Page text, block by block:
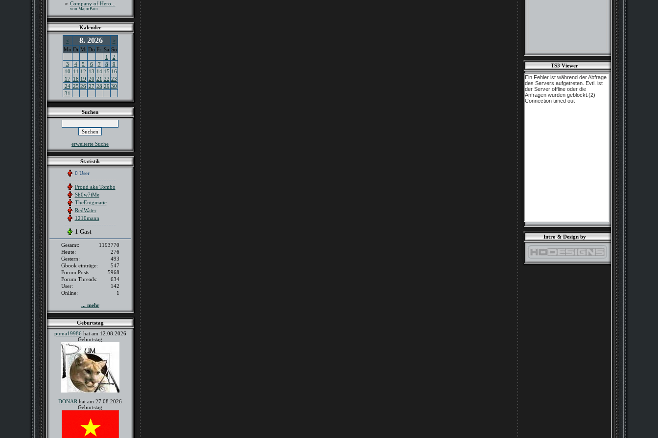
» Company of Hero...
von MajorPain
Kalender
< 8. 2026
>
Mo Di Mi Do Fr Sa So
1
2
3
4 5 6 7 8
9
10 11 12 13 14 15 16
17 18 19 20 21 22 23
24 25 26 27 28 29 30
31
Suchen
erweiterte Suche
Statistik
0 User
Proud aka Tombo
Sh0w7iMe
TheEnigmatic
RedWater
1210mann
1 Gast
Gesamt:
1193770
Heute:
276
Gestern:
493
Gbook einträge:
547
Forum Posts:
5968
Forum Threads:
634
User:
142
Online:
1
... mehr
Geburtstag
puma19986hat am 12.08.2026
Geburtstag
DONAR hat am 27.08.2026
Geburtstag
TS3 Viewer
Intro & Design by